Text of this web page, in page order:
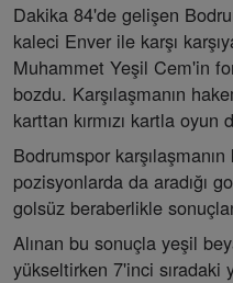
Dakika 84'de gelişen
kaleci Enver ile karşı
Muhammet Yeşil Cem'in
bozdu. Karşılaşmanın
karttan kırmızı kartla oyun
Bodrumspor
pozisyonlarda da aradığı
golsüz beraberlikle
Alınan bu sonuçla yeşil
yükseltirken 7'inci sıradaki